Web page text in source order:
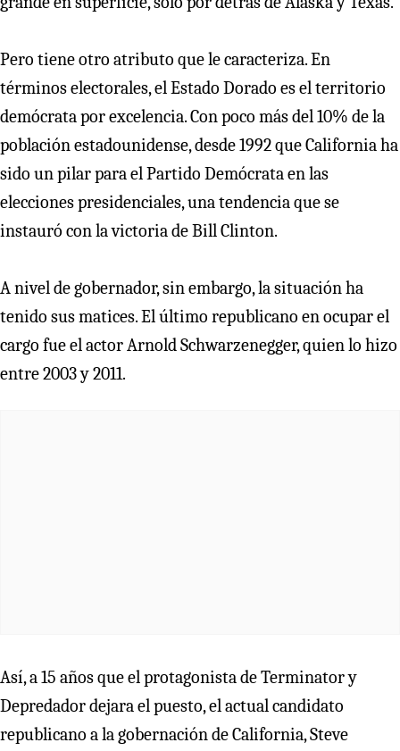
Pero tiene otro atributo que le caracteriza. En
términos electorales, el Estado Dorado es el territorio
demócrata por excelencia. Con poco más del 10% de la
población estadounidense, desde 1992 que California ha
sido un pilar para el Partido Demócrata en las
elecciones presidenciales, una tendencia que se
instauró con la victoria de Bill Clinton.
A nivel de gobernador, sin embargo, la situación ha
tenido sus matices. El último republicano en ocupar el
cargo fue el actor Arnold Schwarzenegger, quien lo hizo
entre 2003 y 2011.
Así, a 15 años que el protagonista de Terminator y
Depredador dejara el puesto, el actual candidato
republicano a la gobernación de California, Steve